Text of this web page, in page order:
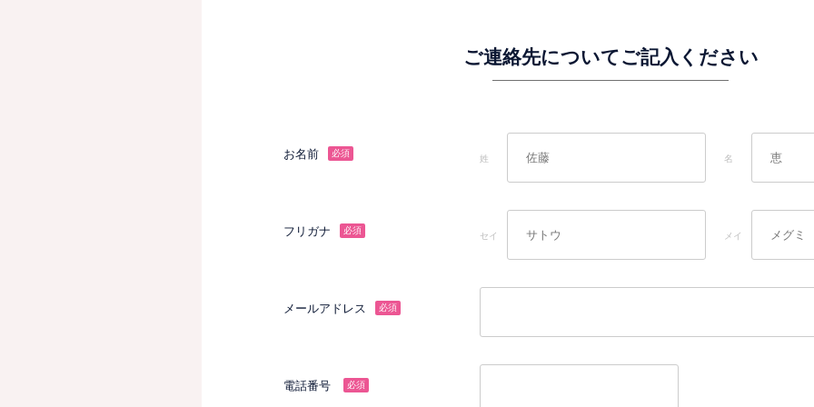
ご連絡先についてご記入ください
お名前 必須
姓 名
フリガナ 必須
セイ メイ
メールアドレス 必須
電話番号 必須